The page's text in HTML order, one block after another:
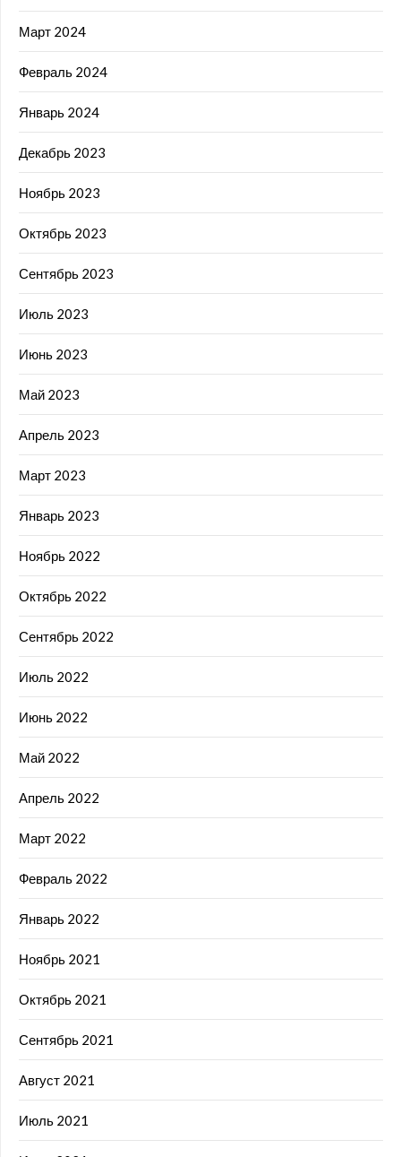
Март 2024
Февраль 2024
Январь 2024
Декабрь 2023
Ноябрь 2023
Октябрь 2023
Сентябрь 2023
Июль 2023
Июнь 2023
Май 2023
Апрель 2023
Март 2023
Январь 2023
Ноябрь 2022
Октябрь 2022
Сентябрь 2022
Июль 2022
Июнь 2022
Май 2022
Апрель 2022
Март 2022
Февраль 2022
Январь 2022
Ноябрь 2021
Октябрь 2021
Сентябрь 2021
Август 2021
Июль 2021